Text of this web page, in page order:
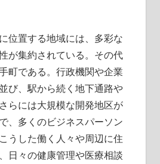
位置する地域には、多彩な
が集約されている。 その代
町である。行政機関や企業
び、駅から続く地下通路や
らには大規模な開発地区が
、多くのビジネスパーソン
うした働く人々や周辺に住
日々の健康管理や医療相談